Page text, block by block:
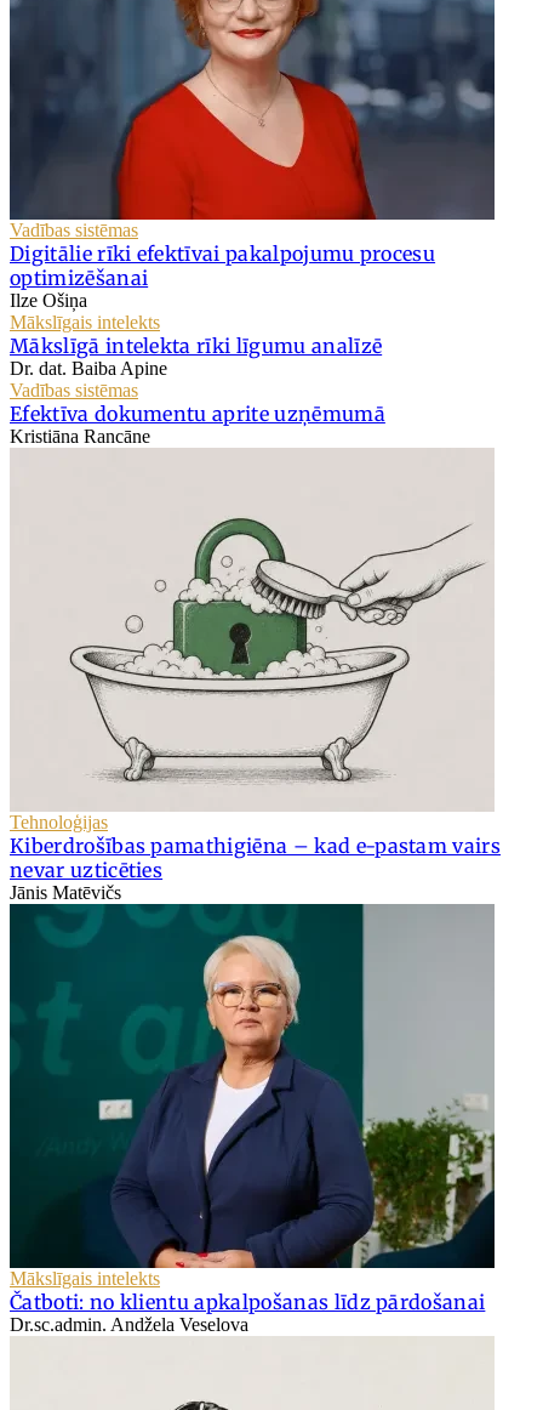
Vadības sistēmas
Digitālie rīki efektīvai pakalpojumu procesu
optimizēšanai
Ilze Ošiņa
Mākslīgais intelekts
Mākslīgā intelekta rīki līgumu analīzē
Dr. dat. Baiba Apine
Vadības sistēmas
Efektīva dokumentu aprite uzņēmumā
Kristiāna Rancāne
Tehnoloģijas
Kiberdrošības pamathigiēna – kad e-pastam vairs
nevar uzticēties
Jānis Matēvičs
Mākslīgais intelekts
Čatboti: no klientu apkalpošanas līdz pārdošanai
Dr.sc.admin. Andžela Veselova